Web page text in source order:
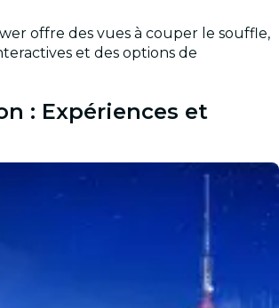
offre des vues à couper le souffle,
et des options de
: Expériences et